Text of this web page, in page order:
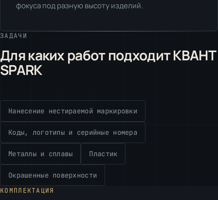
фокуса под разную высоту изделий.
ЗАДАЧИ
Для каких работ подходит КВАНТ
SPARK
Нанесение нестираемой маркировки
Коды, логотипы и серийные номера
Металлы и сплавы Пластик
Окрашенные поверхности
КОМПЛЕКТАЦИЯ